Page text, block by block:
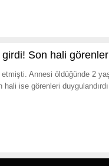
Son hali
Annesi öldüğünde 2
ise görenleri